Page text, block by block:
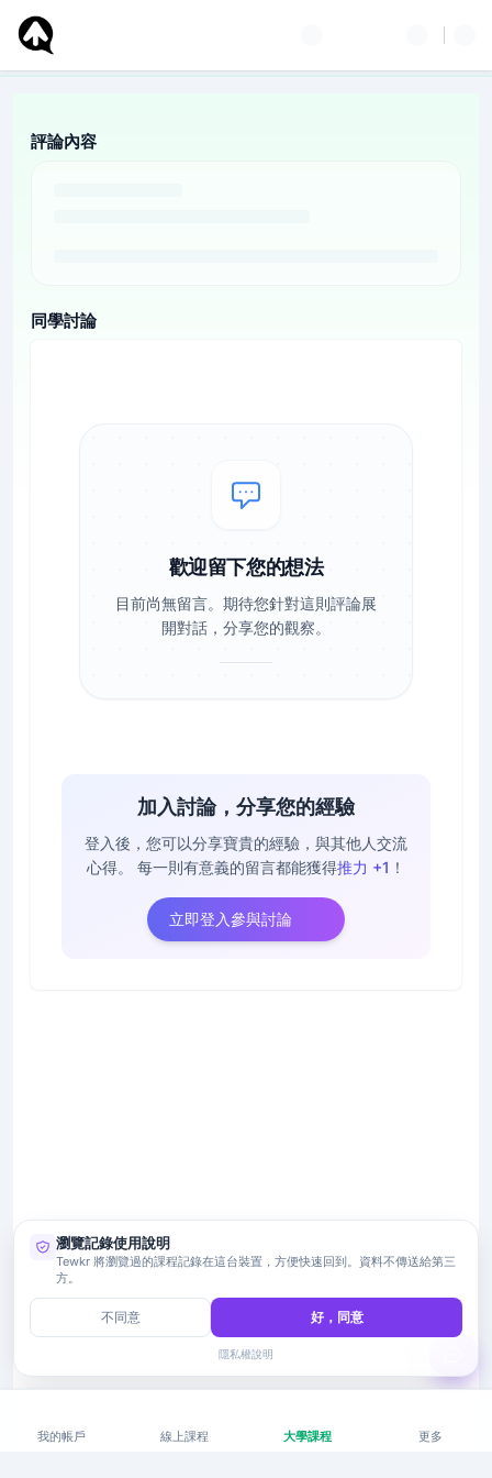
評論內容
同學討論
歡迎留下您的想法
目前尚無留言。期待您針對這則評論展
開對話，分享您的觀察。
加入討論，分享您的經驗
登入後，您可以分享寶貴的經驗，與其他人交流
心得。
每一則有意義的留言都能獲得推力 +1 ！
立即登入參與討論
我的帳戶 線上課程 大學課程 更多
瀏覽記錄使用說明
Tewkr 將瀏覽過的課程記錄在這台裝置，方便快速回到。資料不傳送給第三
方。
不同意 好，同意
隱私權說明